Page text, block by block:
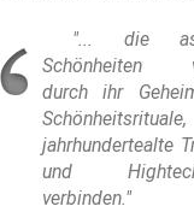
"... die
Schönheiten
durch ihr
jahrhundertealte
und Hightech-
verbinden."